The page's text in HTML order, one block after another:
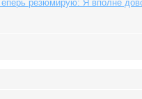
резюмирую: Я вполне